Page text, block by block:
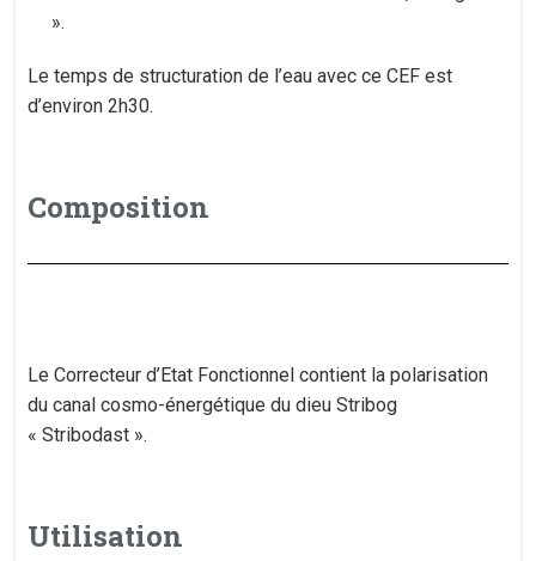
».
Le temps de structuration de l’eau avec ce CEF est
d’environ 2h30.
Composition
​Le Correcteur d’Etat Fonctionnel contient la polarisation
du canal cosmo-énergétique du dieu Stribog
« Stribodast ».
Utilisation